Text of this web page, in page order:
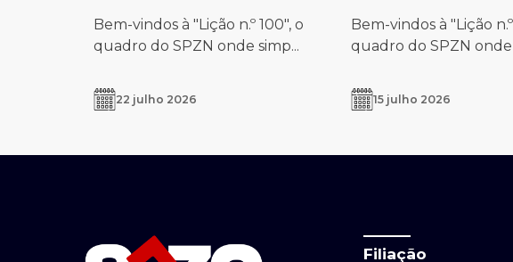
Bem-vindos à "Lição n.º 100", o
quadro do SPZN onde simp...
22 julho 2026
Bem-vindos à "Lição
quadro do SPZN onde
15 julho 2026
Filiação